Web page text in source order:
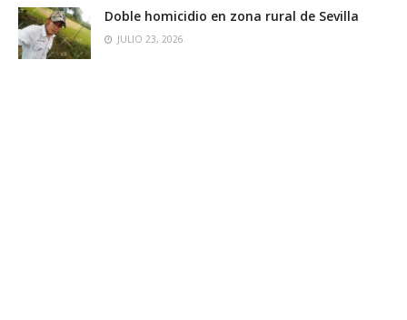
Doble homicidio en zona rural de Sevilla
JULIO 23, 2026